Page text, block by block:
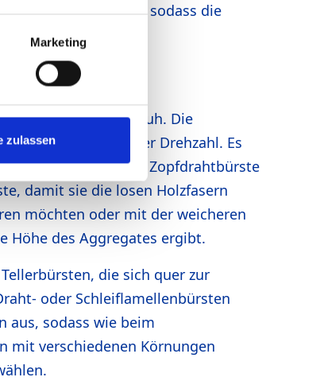
Marketing
zulassen
Drehzahlen, sodass die
sich verarbeiten.
mit Gliederdruckschuh. Die
mit niedriger Drehzahl. Es
Seite mit einer Zopfdrahtbürste
damit sie die losen Holzfasern
möchten oder mit der weicheren
Höhe des Aggregates ergibt.
die sich quer zur
oder Schleiflamellenbürsten
aus, sodass wie beim
mit verschiedenen Körnungen